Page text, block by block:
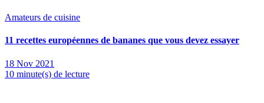
Amateurs de cuisine
11 recettes européennes de bananes que vous devez essayer
18 Nov 2021
10 minute(s) de lecture